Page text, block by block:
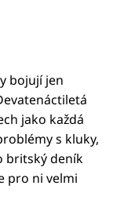
bojují jen
jako každá
s kluky,
britský deník
pro ni velmi